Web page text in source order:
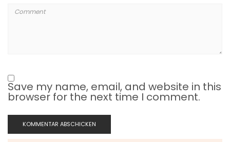
Save my name, email, and website in this
browser for the next time I comment.